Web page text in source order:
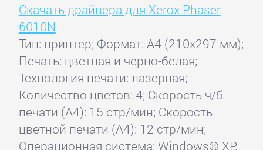
Скачать драйвера для Xerox Phaser
6010N
Тип: принтер; Формат: A4 (210x297 мм);
Печать: цветная и черно-белая;
Технология печати: лазерная;
Количество цветов: 4; Скорость ч/б
печати (А4): 15 стр/мин; Скорость
цветной печати (А4): 12 стр/мин;
Операционная система: Windows® XP,